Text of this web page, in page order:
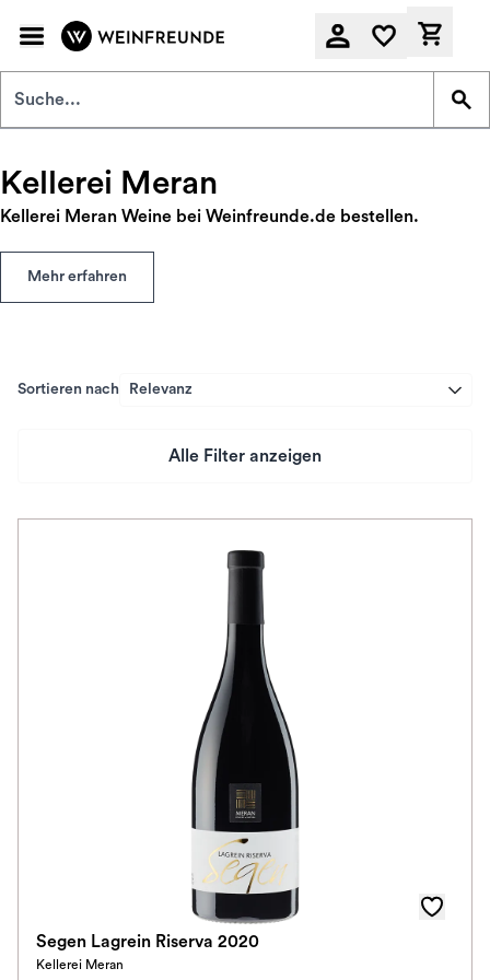
Kellerei Meran
Kellerei Meran Weine bei Weinfreunde.de bestellen.
Mehr erfahren
Sortieren nach Relevanz
Alle Filter anzeigen
Segen Lagrein Riserva 2020
Kellerei Meran